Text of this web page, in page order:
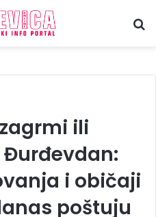
ili
i običaji
poštuju